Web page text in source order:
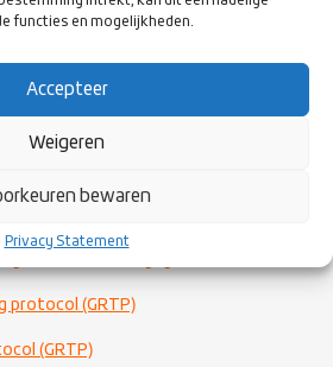
functies en mogelijkheden.
Accepteer
Weigeren
bewaren
Privacy Statement
Nederland
Eng.
protocol (GRTP)
(GRTP)